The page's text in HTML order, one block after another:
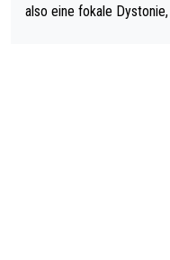
also eine fokale